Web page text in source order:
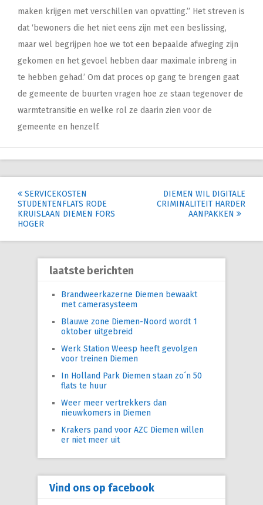
maken krijgen met verschillen van opvatting.’’ Het streven is
dat ‘bewoners die het niet eens zijn met een beslissing,
maar wel begrijpen hoe we tot een bepaalde afweging zijn
gekomen en het gevoel hebben daar maximale inbreng in
te hebben gehad.’ Om dat proces op gang te brengen gaat
de gemeente de buurten vragen hoe ze staan tegenover de
warmtetransitie en welke rol ze daarin zien voor de
gemeente en henzelf.
Post
navigation
SERVICEKOSTEN
STUDENTENFLATS RODE
KRUISLAAN DIEMEN FORS
HOGER
DIEMEN WIL DIGITALE
CRIMINALITEIT HARDER
AANPAKKEN
laatste berichten
Brandweerkazerne Diemen bewaakt
met camerasysteem
Blauwe zone Diemen-Noord wordt 1
oktober uitgebreid
Werk Station Weesp heeft gevolgen
voor treinen Diemen
In Holland Park Diemen staan zo´n 50
flats te huur
Weer meer vertrekkers dan
nieuwkomers in Diemen
Krakers pand voor AZC Diemen willen
er niet meer uit
Vind ons op facebook